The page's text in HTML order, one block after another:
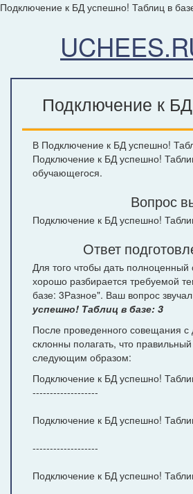
Подключение к БД успешно! Таблиц в
Подключение к
В Подключение к БД успешно!
Подключение к БД успешно!
обучающегося.
Вопрос
Подключение к БД успешно!
Ответ
Для того чтобы дать
хорошо разбирается требуемой
базе: 3Разное". Ваш вопрос
успешно! Таблиц в базе: 3
После проведенного совещания
склонны полагать, что
следующим образом:
Подключение к БД успешно!
-------------------
Подключение к БД успешно!
-------------------
Подключение к БД успешно!